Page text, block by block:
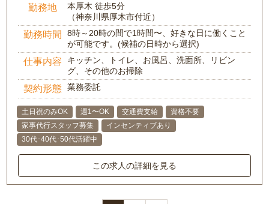
勤務地
本厚木 徒歩5分
（神奈川県厚木市付近）
勤務時間
8時～20時の間で1時間〜、好きな日に働くこと
が可能です。(候補の日時から選択)
仕事内容
キッチン、トイレ、お風呂、洗面所、リビン
グ、その他のお掃除
契約形態 業務委託
土日祝のみOK 週1〜OK 交通費支給
資格不要
家事代行スタッフ募集
インセンティブあり
30代･40代･50代活躍中
この求人の詳細を見る